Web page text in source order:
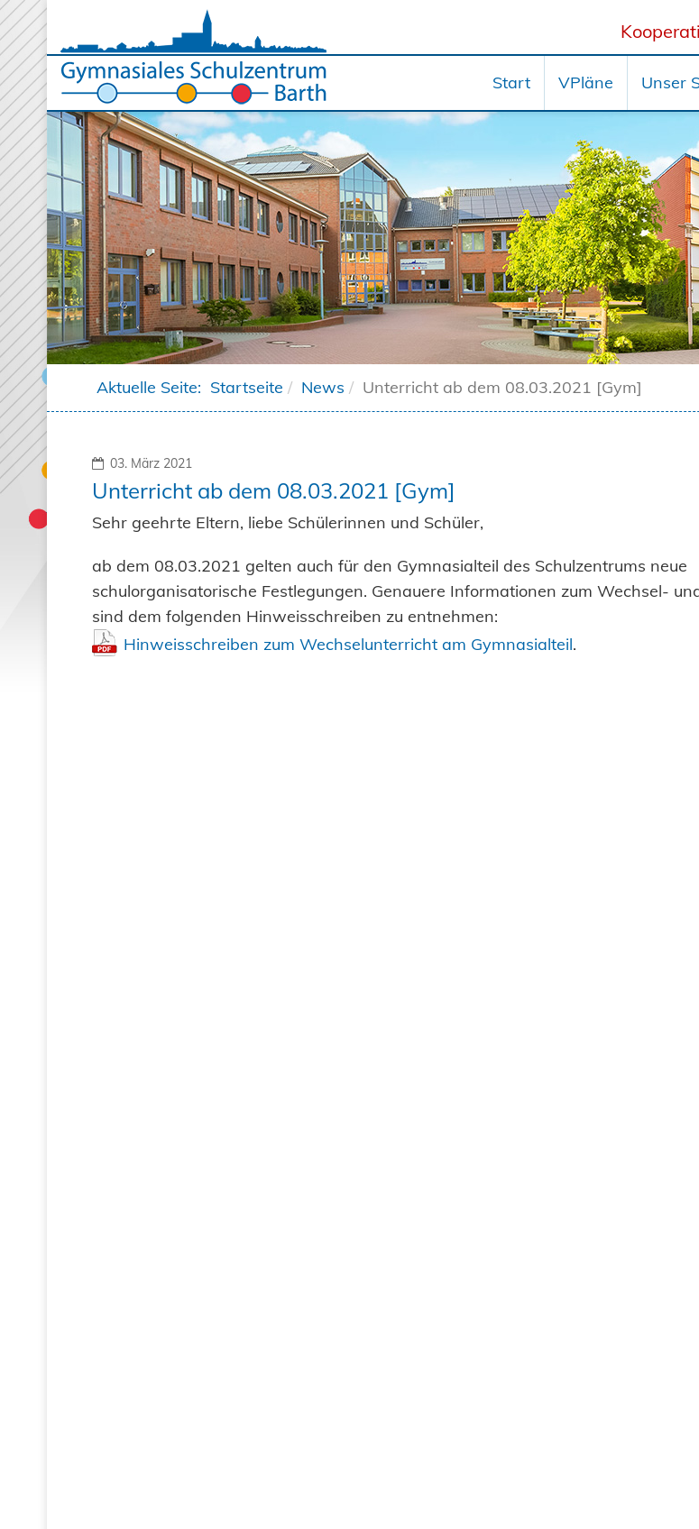
Start VPläne Unser
Aktuelle Seite: Startseite News Unterricht ab dem 08.03.2021 [Gym]
03. März 2021
Unterricht ab dem 08.03.2021 [Gym]
Sehr geehrte Eltern, liebe Schülerinnen und Schüler,
ab dem 08.03.2021 gelten auch für den Gymnasialteil des Schulzentrums neue
schulorganisatorische Festlegungen. Genauere Informationen zum Wechsel-
sind dem folgenden Hinweisschreiben zu entnehmen:
Hinweisschreiben zum Wechselunterricht am Gymnasialteil.